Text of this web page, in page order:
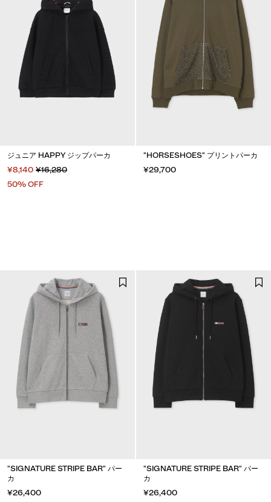
ジュニア HAPPY ジップパーカ
¥8,140 ¥16,280
50% OFF
"HORSESHOES" プリントパーカ
¥29,700
"SIGNATURE STRIPE BAR" パー
カ
¥26,400
"SIGNATURE STRIPE BAR" パー
カ
¥26,400